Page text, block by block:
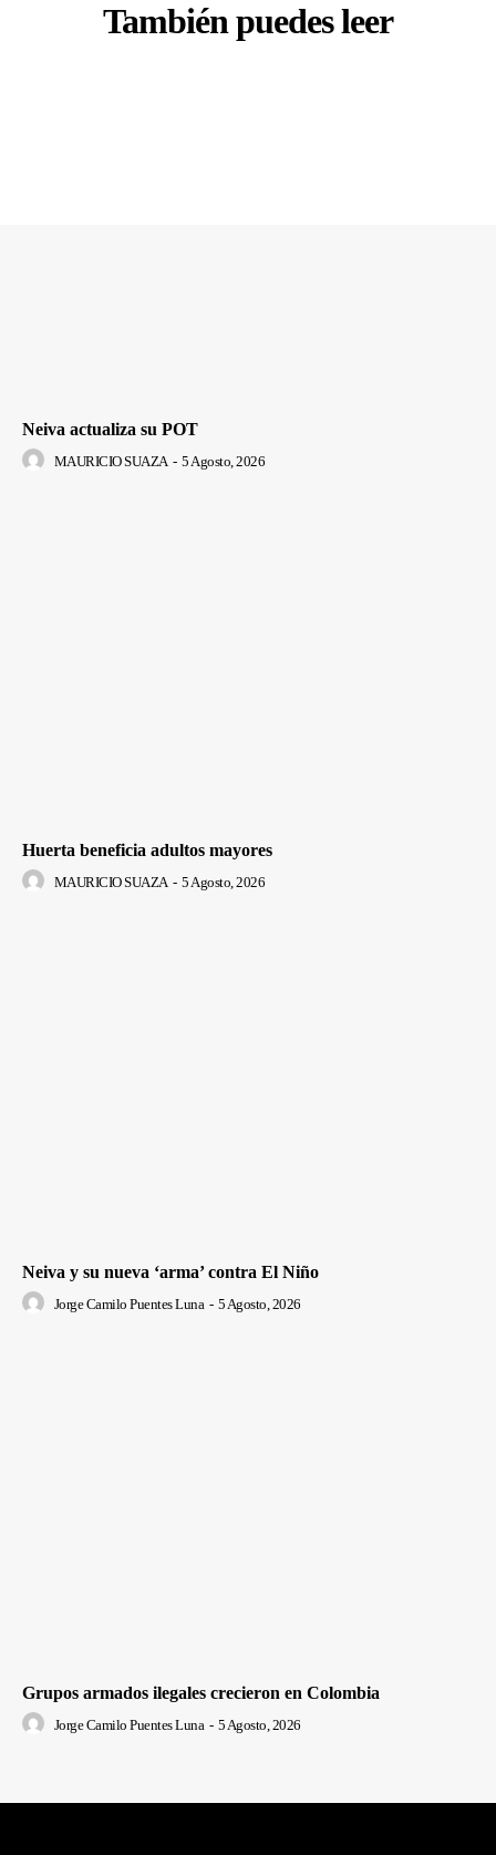
También puedes leer
Neiva actualiza su POT
MAURICIO SUAZA - 5 Agosto, 2026
Huerta beneficia adultos mayores
MAURICIO SUAZA - 5 Agosto, 2026
Neiva y su nueva ‘arma’ contra El Niño
Jorge Camilo Puentes Luna - 5 Agosto, 2026
Grupos armados ilegales crecieron en Colombia
Jorge Camilo Puentes Luna - 5 Agosto, 2026